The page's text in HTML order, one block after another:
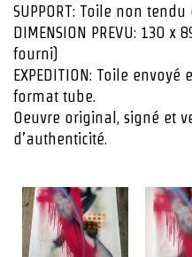
SUPPORT: Toile non
DIMENSION PREVU: 130 x
fourni)
EXPEDITION: Toile
format tube.
Oeuvre original, signé et
d’authenticité.